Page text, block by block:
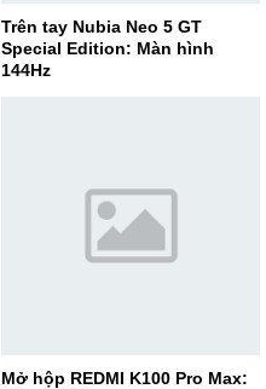
Trên tay Nubia Neo 5 GT
Special Edition: Màn hình
144Hz
Mở hộp REDMI K100 Pro Max: